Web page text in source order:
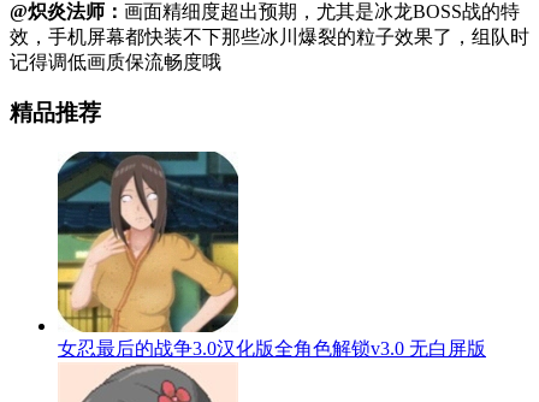
@炽炎法师： 画面精细度超出预期，尤其是冰龙BOSS战的特
效，手机屏幕都快装不下那些冰川爆裂的粒子效果了，组队时
记得调低画质保流畅度哦
精品推荐
女忍最后的战争3.0汉化版全角色解锁v3.0 无白屏版